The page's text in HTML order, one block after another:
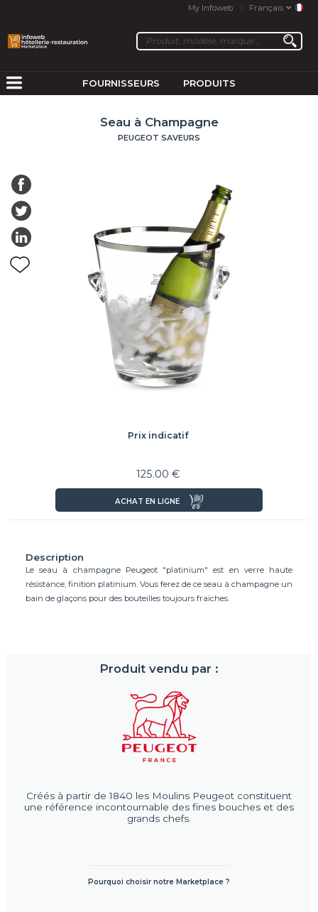
My Infoweb Français
FOURNISSEURS PRODUITS
Seau à Champagne
PEUGEOT SAVEURS
Description
Le seau à champagne Peugeot "platinium" est en verre haute
résistance, finition platinium. Vous ferez de ce seau à champagne un
bain de glaçons pour des bouteilles toujours fraiches.
Produit vendu par :
Créés à partir de 1840 les Moulins Peugeot constituent
une référence incontournable des fines bouches et des
grands chefs.
Prix indicatif
125.00 €
ACHAT EN LIGNE
Pourquoi choisir notre Marketplace ?